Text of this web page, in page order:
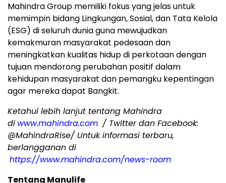
Mahindra Group memiliki fokus yang jelas untuk
memimpin bidang Lingkungan, Sosial, dan Tata Kelola
(ESG) di seluruh dunia guna mewujudkan
kemakmuran masyarakat pedesaan dan
meningkatkan kualitas hidup di perkotaan dengan
tujuan mendorong perubahan positif dalam
kehidupan masyarakat dan pemangku kepentingan
agar mereka dapat Bangkit.
Ketahui lebih lanjut tentang Mahindra
di www.mahindra.com / Twitter dan Facebook:
@MahindraRise/ Untuk informasi terbaru,
berlangganan di
https://www.mahindra.com/news-room
Tentang Manulife